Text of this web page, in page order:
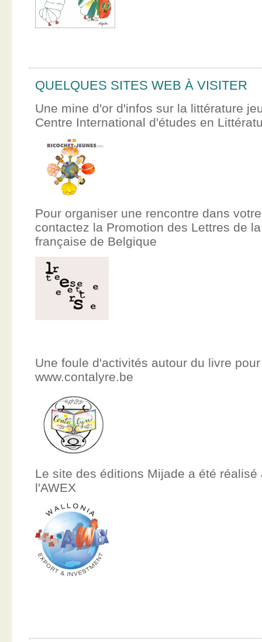
QUELQUES SITES WEB À VISITER
Une mine d'or d'infos sur la littérature
Centre International d'études en
Pour organiser une rencontre dans
contactez la Promotion des Lettres de
française de Belgique
Une foule d'activités autour du livre
www.contalyre.be
Le site des éditions Mijade a été réalisé
l'AWEX